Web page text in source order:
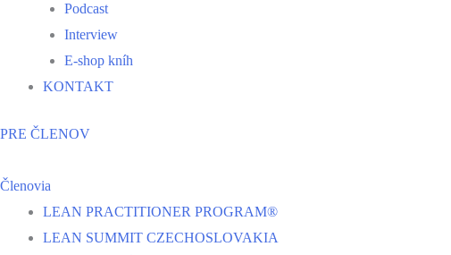
Podcast
Interview
E-shop kníh
KONTAKT
PRE ČLENOV
Členovia
LEAN PRACTITIONER PROGRAM®
LEAN SUMMIT CZECHOSLOVAKIA